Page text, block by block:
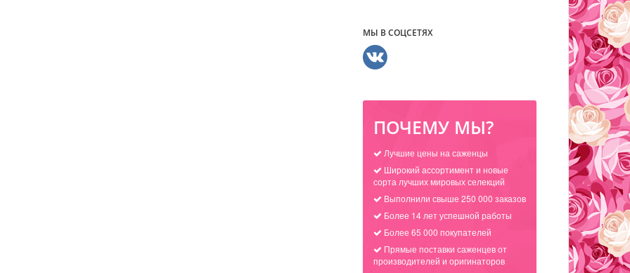
МЫ В СОЦСЕТЯХ
ПОЧЕМУ МЫ?
Лучшие цены на саженцы
Широкий ассортимент и новые
сорта лучших мировых селекций
Выполнили свыше 250 000 заказов
Более 14 лет успешной работы
Более 65 000 покупателей
Прямые поставки саженцев от
производителей и оригинаторов